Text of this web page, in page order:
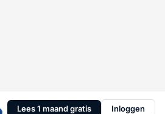
Lees 1 maand gratis Inloggen